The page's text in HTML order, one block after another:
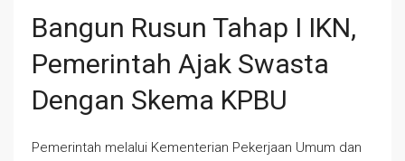
Bangun Rusun Tahap I IKN,
Pemerintah Ajak Swasta
Dengan Skema KPBU
Pemerintah melalui Kementerian Pekerjaan Umum dan